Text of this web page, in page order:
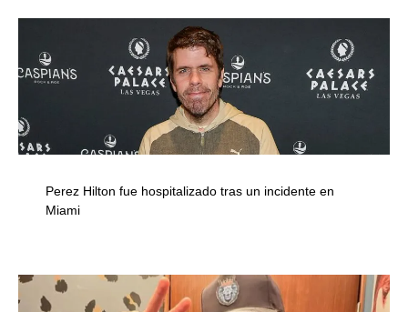
Perez Hilton fue hospitalizado tras un incidente en
Miami